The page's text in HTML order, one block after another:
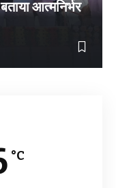
आत्मनिर्भर
°C